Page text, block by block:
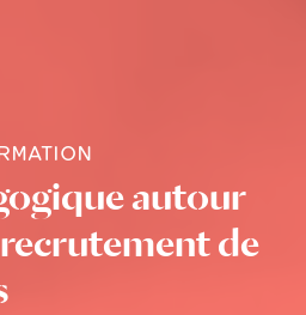
autour
de